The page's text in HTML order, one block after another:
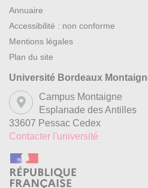
Annuaire
Accessibilité : non conforme
Mentions légales
Plan du site
Université Bordeaux
Campus Montaigne
Esplanade des Antilles
33607 Pessac Cedex
Contacter l'université